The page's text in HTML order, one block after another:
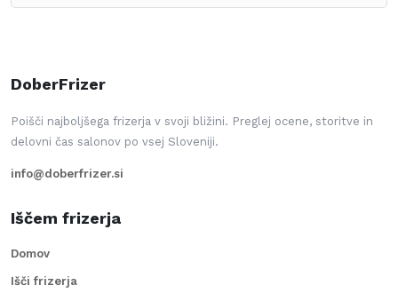
DoberFrizer
Poišči najboljšega frizerja v svoji bližini. Preglej ocene, storitve in
delovni čas salonov po vsej Sloveniji.
info@doberfrizer.si
Iščem frizerja
Domov
Išči frizerja